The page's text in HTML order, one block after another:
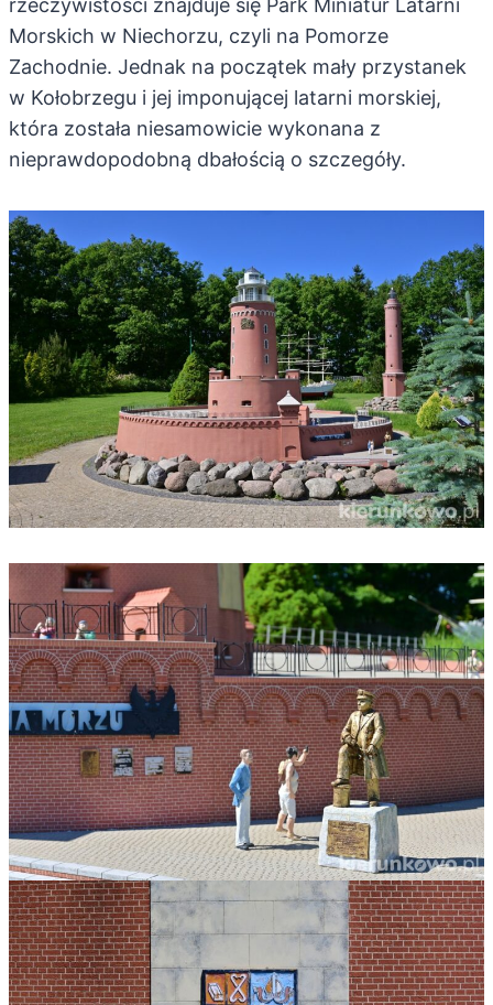
Morskich w Niechorzu, czyli na Pomorze
Zachodnie. Jednak na początek mały przystanek
w Kołobrzegu i jej imponującej latarni morskiej,
która została niesamowicie wykonana z
nieprawdopodobną dbałością o szczegóły.